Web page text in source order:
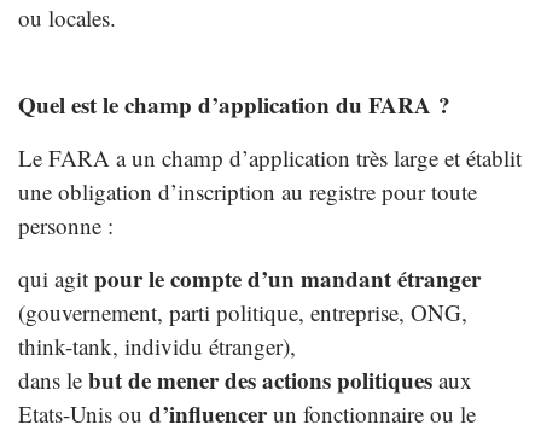
ou locales.
Quel est le champ d’application du FARA ?
Le FARA a un champ d’application très large et établit
une obligation d’inscription au registre pour toute
personne :
qui agit pour le compte d’un mandant étranger
(gouvernement, parti politique, entreprise, ONG,
think-tank, individu étranger),
dans le but de mener des actions politiques aux
Etats-Unis ou d’influencerun fonctionnaire ou le